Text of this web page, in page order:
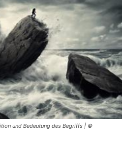
und Bedeutung des Begriffs | ©